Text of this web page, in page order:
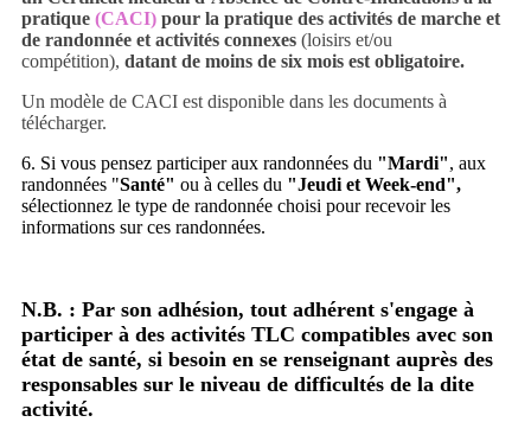
pratique (CACI) pour la pratique des activités de marche et
de randonnée et activités connexes (loisirs et/ou
compétition), datant de moins de six mois est obligatoire.
Un modèle de CACI est disponible dans les documents à
télécharger.
6. Si vous pensez participer aux randonnées du "Mardi", aux
randonnées "Santé" ou à celles du "Jeudi et Week-end",
sélectionnez le type de randonnée choisi pour recevoir les
informations sur ces randonnées.
N.B. : Par son adhésion, tout adhérent s'engage à
participer à des activités TLC compatibles avec son
état de santé, si besoin en se renseignant auprès des
responsables sur le niveau de difficultés de la dite
activité.